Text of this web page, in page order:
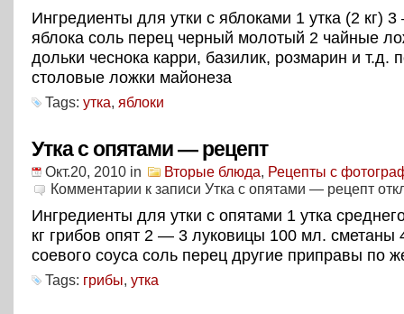
Ингредиенты для утки с яблоками 1 утка (2 кг)
яблока соль перец черный молотый 2 чайные
дольки чеснока карри, базилик, розмарин и т.д.
столовые ложки майонеза
Tags: утка, яблоки
Утка с опятами — рецепт
Окт.20, 2010 in Вторые блюда, Рецепты с
Комментарии к записи Утка с опятами — рецепт
Ингредиенты для утки с опятами 1 утка
кг грибов опят 2 — 3 луковицы 100 мл. сметаны
соевого соуса соль перец другие приправы по
Tags: грибы, утка